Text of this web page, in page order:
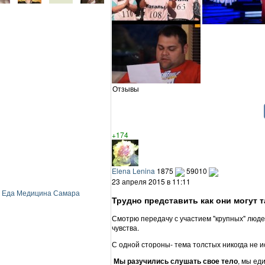
Еда Медицина Самара
Отзывы
+174
Elena Lenina 1875
59010
23 апреля 2015 в 11:11
Трудно представить как они могут
Смотрю передачу с участием "крупных"
чувства.
С одной стороны- тема толстых никогда не
Мы разучились слушать свое тело, мы